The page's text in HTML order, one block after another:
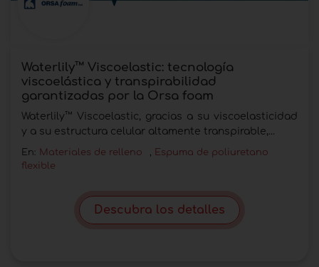
Waterlily™ Viscoelastic: tecnología
viscoelástica y transpirabilidad
garantizadas por la Orsa foam
Waterlily™ Viscoelastic, gracias a su viscoelasticidad
y a su estructura celular altamente transpirable,...
En: Materiales de relleno
Espuma de poliuretano
flexible
Descubra los detalles